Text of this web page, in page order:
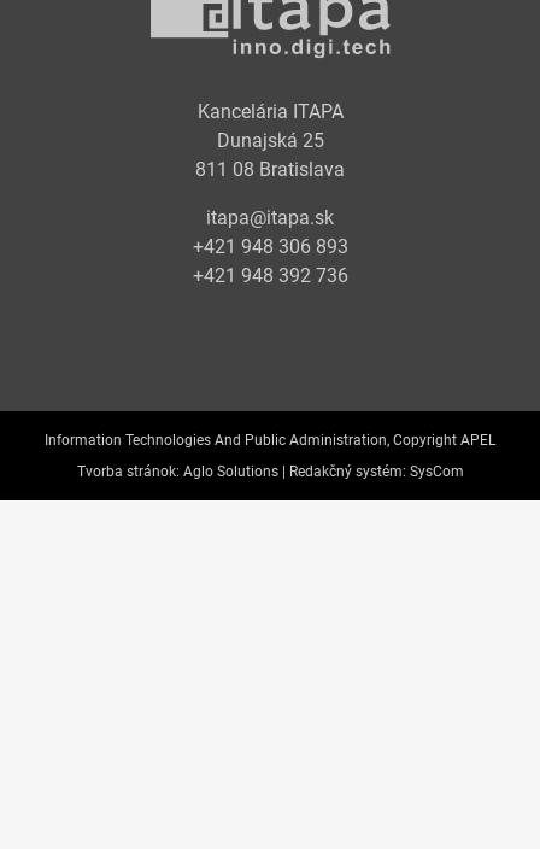
Kancelária ITAPA
Dunajská 25
811 08 Bratislava
itapa@itapa.sk
+421 948 306 893
+421 948 392 736
Information Technologies And Public Administration, Copyright APEL
Tvorba stránok: Aglo Solutions | Redakčný systém: SysCom